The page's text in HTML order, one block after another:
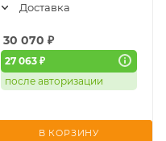
Доставка
30 070 ₽
27 063 ₽
после авторизации
В КОРЗИНУ